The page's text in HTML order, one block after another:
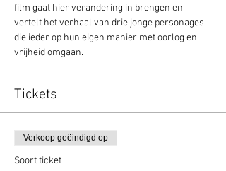
film gaat hier verandering in brengen en
vertelt het verhaal van drie jonge personages
die ieder op hun eigen manier met oorlog en
vrijheid omgaan.
Tickets
Verkoop geëindigd op
Soort ticket